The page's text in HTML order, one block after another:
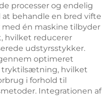
processer og endelig
behandle en bred vifte
én maskine tilbyder
hvilket reducerer
udstyrsstykker.
optimeret
tryktilsætning, hvilket
i forhold til
Integrationen af